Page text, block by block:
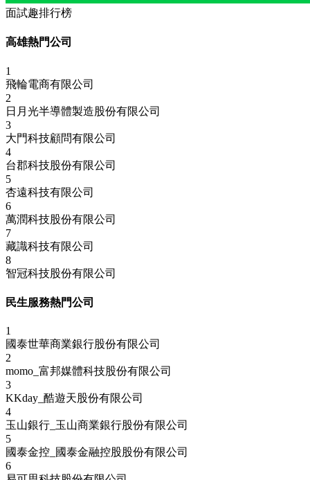
面試趣排行榜
高雄熱門公司
1
飛輪電商有限公司
2
日月光半導體製造股份有限公司
3
大門科技顧問有限公司
4
台郡科技股份有限公司
5
杏遠科技有限公司
6
萬潤科技股份有限公司
7
藏識科技有限公司
8
智冠科技股份有限公司
民生服務熱門公司
1
國泰世華商業銀行股份有限公司
2
momo_富邦媒體科技股份有限公司
3
KKday_酷遊天股份有限公司
4
玉山銀行_玉山商業銀行股份有限公司
5
國泰金控_國泰金融控股股份有限公司
6